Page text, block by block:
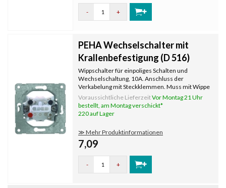
- +
PEHA Wechselschalter mit
Krallenbefestigung (D 516)
Wippschalter für einpoliges Schalten und
Wechselschaltung, 10A. Anschluss der
Verkabelung mit Steckklemmen. Muss mit Wippe
und Abdeckrahmen komplettiert werden, die
separat bestellt werden. Mit Krallenbefestigung.
Voraussichtliche LieferzeitVor Montag 21 Uhr
bestellt, am Montag verschickt*
220 auf Lager
≫ Mehr Produktinformationen
7,09
- +